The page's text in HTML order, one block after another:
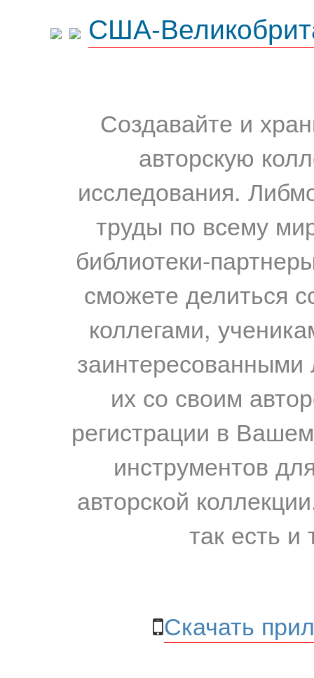
США-
Создавайте и
авторскую
исследования.
труды по всему
библиотеки-
сможете делиться
коллегами,
их со своим
регистрации в
инструментов
авторской
так есть и
Скачать